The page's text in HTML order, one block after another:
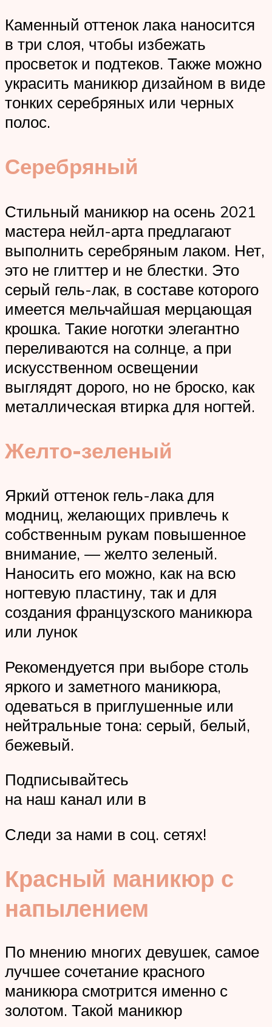
Каменный оттенок лака наносится
в три слоя, чтобы избежать
просветок и подтеков. Также можно
украсить маникюр дизайном в виде
тонких серебряных или черных
полос.
Серебряный
Стильный маникюр на осень 2021
мастера нейл-арта предлагают
выполнить серебряным лаком. Нет,
это не глиттер и не блестки. Это
серый гель-лак, в составе которого
имеется мельчайшая мерцающая
крошка. Такие ноготки элегантно
переливаются на солнце, а при
искусственном освещении
выглядят дорого, но не броско, как
металлическая втирка для ногтей.
Желто-зеленый
Яркий оттенок гель-лака для
модниц, желающих привлечь к
собственным рукам повышенное
внимание, — желто зеленый.
Наносить его можно, как на всю
ногтевую пластину, так и для
создания французского маникюра
или лунок
Рекомендуется при выборе столь
яркого и заметного маникюра,
одеваться в приглушенные или
нейтральные тона: серый, белый,
бежевый.
Подписывайтесь
на наш канал или в
Следи за нами в соц. сетях!
Красный маникюр с
напылением
По мнению многих девушек, самое
лучшее сочетание красного
маникюра смотрится именно с
золотом. Такой маникюр